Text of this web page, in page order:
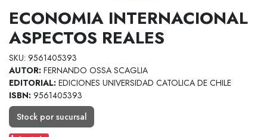
ECONOMIA INTERNACIONAL
ASPECTOS REALES
SKU: 9561405393
AUTOR: FERNANDO OSSA SCAGLIA
EDITORIAL: EDICIONES UNIVERSIDAD CATOLICA DE CHILE
ISBN: 9561405393
Stock por sucursal